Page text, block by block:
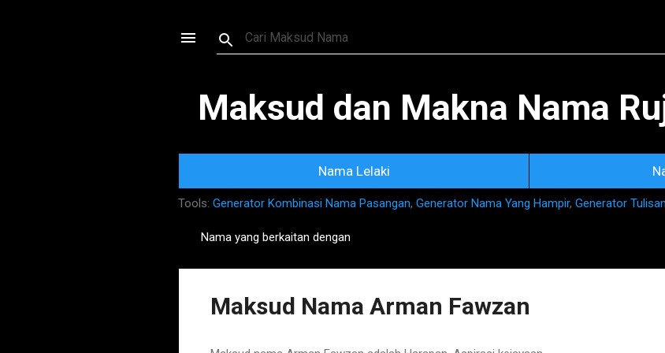
Maksud dan Makna Nama
Nama Lelaki
Tools: Generator Kombinasi Nama Pasangan, Generator Nama Yang Hampir, Generator
o
Nama yang berkaitan dengan
Maksud Nama Arman Fawzan